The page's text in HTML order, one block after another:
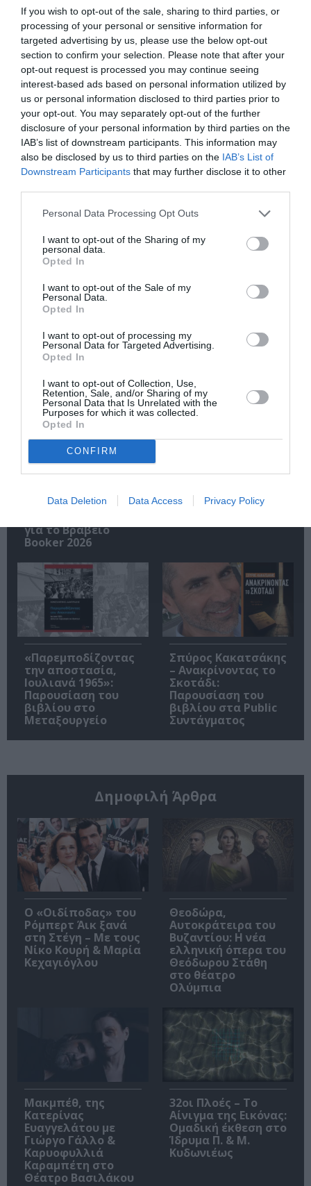
If you wish to opt-out of the sale, sharing to third parties, or
processing of your personal or sensitive information for
targeted advertising by us, please use the below opt-out
section to confirm your selection. Please note that after your
opt-out request is processed you may continue seeing
interest-based ads based on personal information utilized by
us or personal information disclosed to third parties prior to
your opt-out. You may separately opt-out of the further
disclosure of your personal information by third parties on the
IAB’s list of downstream participants. This information may
also be disclosed by us to third parties on the IAB’s List of
Downstream Participants that may further disclose it to other
Personal Data Processing Opt Outs
I want to opt-out of the Sharing of my
personal data.
Opted In
I want to opt-out of the Sale of my
Personal Data.
Opted In
I want to opt-out of processing my
Personal Data for Targeted Advertising.
Opted In
I want to opt-out of Collection, Use,
Retention, Sale, and/or Sharing of my
Personal Data that Is Unrelated with the
Purposes for which it was collected.
Opted In
CONFIRM
Data Deletion Data Access Privacy Policy
Δείτε όλα τατελευταία νέαγια την Τέχνη και τον
Πολιτισμό στοCulturenow.gr
Νέοι Διαγωνισμοί❯
Tags
ΔΩΡΕΑΝ ΕΚΔΗΛΩΣΕΙΣ ΦΩΤΕΙΝΗ ΤΣΑΛΙΚΟΓΛΟΥ
την Τέχνη και τον Πολιτισμό!
Σχετικά Άρθρα
Η μακρά λίστα με
για το Βραβείο
Booker 2026
Έκθεση Βιβλίου
«Παρεμποδίζοντας
την αποστασία,
Ιουλιανά 1965»:
Παρουσίαση του
βιβλίου στο
Μεταξουργείο
Σπύρος Κακατσάκης
– Ανακρίνοντας το
Σκοτάδι:
Παρουσίαση του
βιβλίου στα Public
Συντάγματος
Δημοφιλή Άρθρα
O «Οιδίποδας» του
Ρόμπερτ Άικ ξανά
στη Στέγη – Με τους
Νίκο Κουρή & Μαρία
Κεχαγιόγλου
Θεοδώρα,
Αυτοκράτειρα του
Βυζαντίου: Η νέα
ελληνική όπερα του
Θεόδωρου Στάθη
στο θέατρο
Ολύμπια
Μακμπέθ, της
Κατερίνας
Ευαγγελάτου με
Γιώργο Γάλλο &
Καρυοφυλλιά
Καραμπέτη στο
Θέατρο Βασιλάκου
32οι Πλοές – Το
Αίνιγμα της Εικόνας:
Ομαδική έκθεση στο
Ίδρυμα Π. & Μ.
Κυδωνιέως